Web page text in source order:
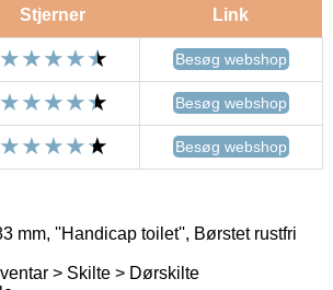
Stjerner Link
Besøg webshop
Besøg webshop
Besøg webshop
mm, ''Handicap toilet'', Børstet rustfri
> Skilte > Dørskilte